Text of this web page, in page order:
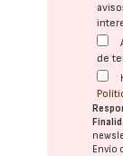
de
Envío